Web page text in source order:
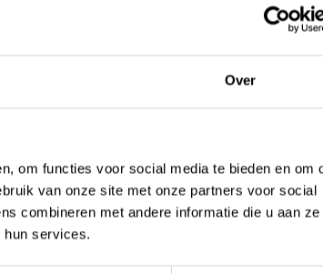
Over
om functies voor social media te bieden en om
van onze site met onze partners voor social
combineren met andere informatie die u aan ze
hun services.